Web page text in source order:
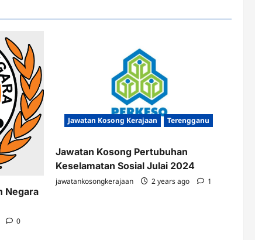
Negara
0
Jawatan Kosong Kerajaan Terengganu
Jawatan Kosong Pertubuhan
Keselamatan Sosial Julai 2024
jawatankosongkerajaan 2 years ago 1